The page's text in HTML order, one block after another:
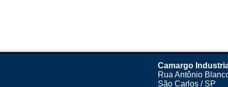
Camargo
Rua Antônio
São Carlos / SP